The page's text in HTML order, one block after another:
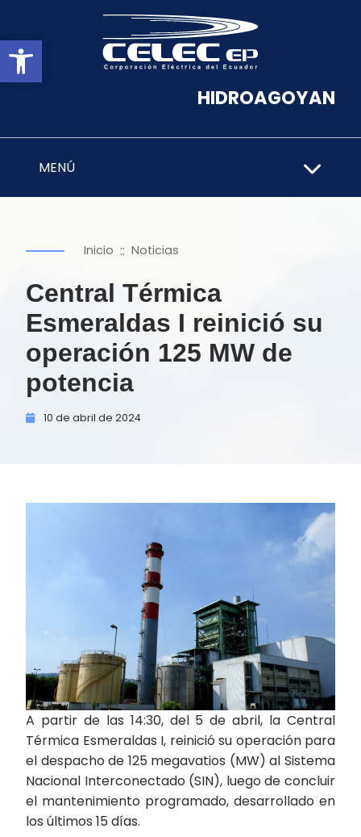
Abrir barra de herramientas
HIDROAGOYAN
MENÚ
Inicio :: Noticias
Central Térmica
Esmeraldas I reinició su
operación 125 MW de
potencia
10 de abril de 2024
A partir de las 14:30, del 5 de abril, la Central
Térmica Esmeraldas I, reinició su operación para
el despacho de 125 megavatios (MW) al Sistema
Nacional Interconectado (SIN), luego de concluir
el mantenimiento programado, desarrollado en
los últimos 15 días.